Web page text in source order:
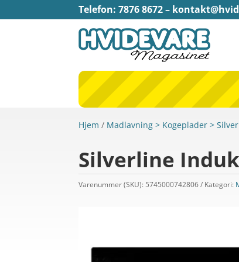
Telefon: 7876 8672 –
Hjem / Madlavning > Kogeplader >
Silverline
Varenummer (SKU): 5745000742806 Kategori: